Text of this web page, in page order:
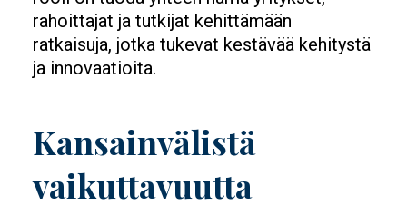
rahoittajat ja tutkijat kehittämään
ratkaisuja, jotka tukevat kestävää kehitystä
ja innovaatioita.
Kansainvälistä
vaikuttavuutta